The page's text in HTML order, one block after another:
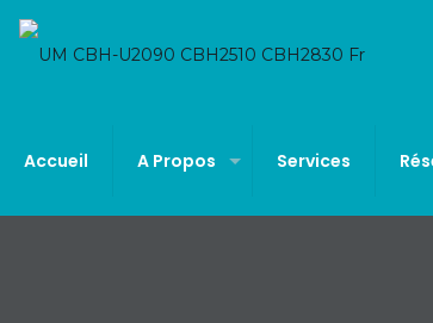
Accueil A Propos Services